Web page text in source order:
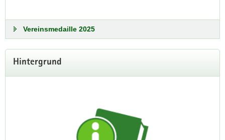
300.000 Gästen und freut sich, das größte
Vereins- und Verbandsfest im facettenreichen
Vogtland zu feiern. Plauen hat bereits 1997
möchte gern 2027 seine Erfolgsgeschichte
fortschreiben.
Vereinsmedaille 2025
Hintergrund